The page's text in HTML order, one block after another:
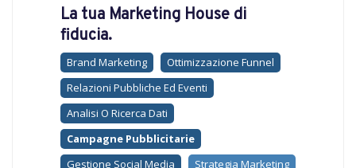
La tua Marketing House di
fiducia.
Brand Marketing
Ottimizzazione Funnel
Relazioni Pubbliche Ed Eventi
Analisi O Ricerca Dati
Campagne Pubblicitarie
Gestione Social Media
Strategia Marketing